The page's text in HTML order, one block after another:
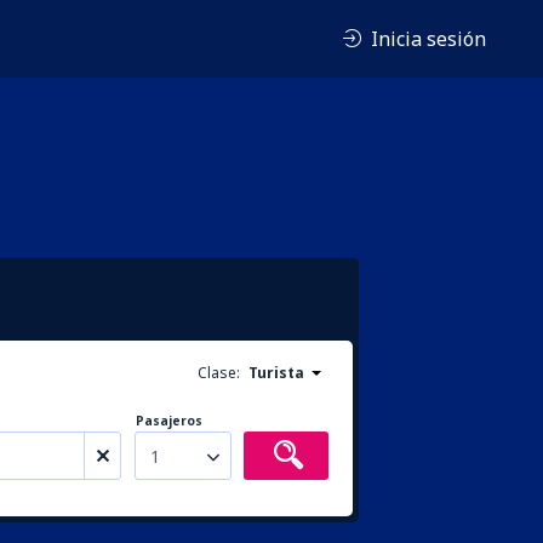
Inicia sesión
Clase: Turista
Pasajeros
1